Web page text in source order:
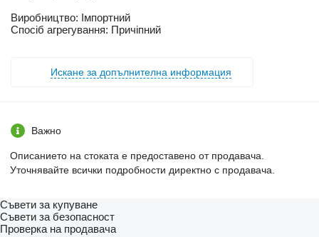
Виробництво: Імпортний
Спосіб агрегування: Причіпний
Искане за допълнителна информация
Важно
Описанието на стоката е предоставено от продавача.
Уточнявайте всички подробности директно с продавача.
Съвети за купуване
Съвети за безопасност
Проверка на продавача